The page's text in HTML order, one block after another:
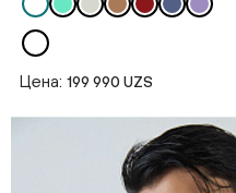
Цена: 199 990 UZS